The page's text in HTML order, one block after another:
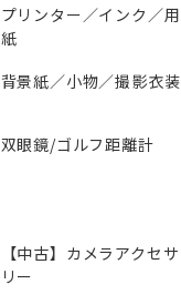
プリンター／インク／用
紙
背景紙／小物／撮影衣装
双眼鏡/ゴルフ距離計
【中古】カメラアクセサ
リー